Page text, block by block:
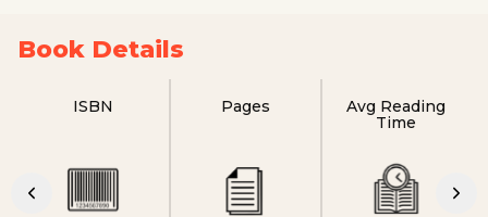
Book Details
ISBN Pages
Avg Reading
Time